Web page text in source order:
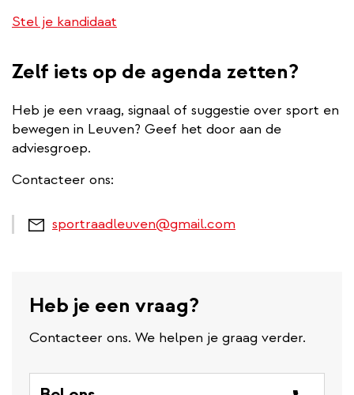
Stel je kandidaat
Zelf iets op de agenda zetten?
Heb je een vraag, signaal of suggestie over sport en
bewegen in Leuven? Geef het door aan de
adviesgroep.
Contacteer ons:
sportraadleuven@gmail.com
Heb je een vraag?
Contacteer ons. We helpen je graag verder.